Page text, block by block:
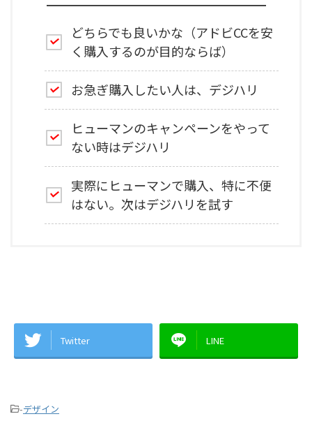
どちらでも良いかな（アドビCCを安
く購入するのが目的ならば）
お急ぎ購入したい人は、デジハリ
ヒューマンのキャンペーンをやって
ない時はデジハリ
実際にヒューマンで購入、特に不便
はない。次はデジハリを試す
Twitter LINE
-デザイン